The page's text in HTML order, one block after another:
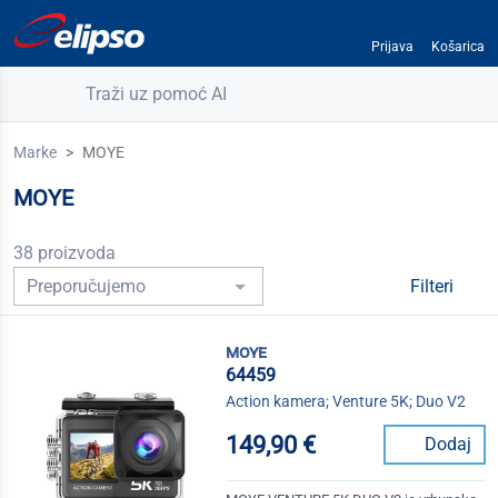
Prijava Košarica
Traži uz pomoć AI
Marke MOYE
MOYE
38 proizvoda
Filteri
moye
64459
Action kamera; Venture 5K; Duo V2
149,90 € Dodaj